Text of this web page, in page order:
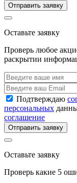
Отправить заявку
Оставьте заявку
Проверь любое
раскрытии
Подтверждаю
персональных
соглашение
Отправить заявку
Оставьте заявку
Проверь какие 5